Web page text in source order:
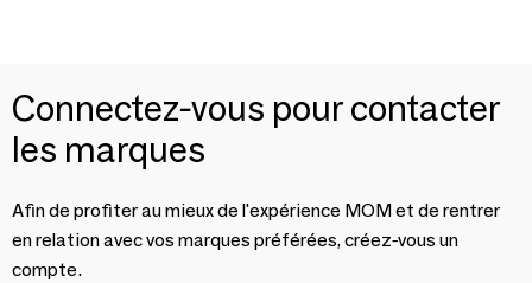
Connectez-vous pour contacter
les marques
Afin de profiter au mieux de l'expérience MOM et de rentrer
en relation avec vos marques préférées, créez-vous un
compte.